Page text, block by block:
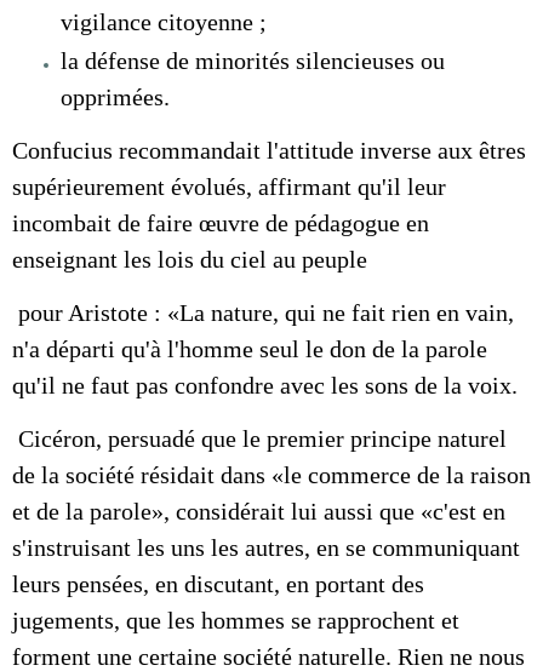
vigilance citoyenne ;
la défense de minorités silencieuses ou
opprimées.
Confucius recommandait l'attitude inverse aux êtres
supérieurement évolués, affirmant qu'il leur
incombait de faire œuvre de pédagogue en
enseignant les lois du ciel au peuple
pour Aristote : «La nature, qui ne fait rien en vain,
n'a départi qu'à l'homme seul le don de la parole
qu'il ne faut pas confondre avec les sons de la voix.
Cicéron, persuadé que le premier principe naturel
de la société résidait dans «le commerce de la raison
et de la parole», considérait lui aussi que «c'est en
s'instruisant les uns les autres, en se communiquant
leurs pensées, en discutant, en portant des
jugements, que les hommes se rapprochent et
forment une certaine société naturelle. Rien ne nous